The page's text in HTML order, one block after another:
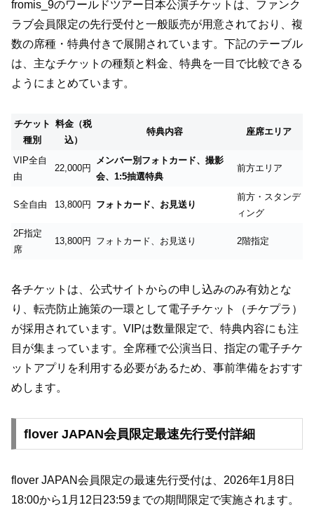
fromis_9のワールドツアー日本公演チケットは、ファンク
ラブ会員限定の先行受付と一般販売が用意されており、複
数の席種・特典付きで展開されています。下記のテーブル
は、主なチケットの種類と料金、特典を一目で比較できる
ようにまとめています。
チケット
種別
料金（税
込）
特典内容 座席エリア
VIP全自
由
22,000円
メンバー別フォトカード、撮影
会、1:5抽選特典
前方エリア
S全自由 13,800円 フォトカード、お見送り
前方・スタンデ
ィング
2F指定
席
13,800円 フォトカード、お見送り 2階指定
各チケットは、公式サイトからの申し込みのみ有効とな
り、転売防止施策の一環として電子チケット（チケプラ）
が採用されています。VIPは数量限定で、特典内容にも注
目が集まっています。全席種で公演当日、指定の電子チケ
ットアプリを利用する必要があるため、事前準備をおすす
めします。
flover JAPAN会員限定最速先行受付詳細
flover JAPAN会員限定の最速先行受付は、2026年1月8日
18:00から1月12日23:59までの期間限定で実施されます。